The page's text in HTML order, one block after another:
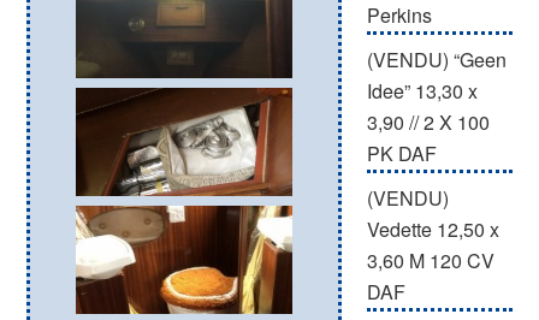
Perkins
(VENDU) “Geen
Idee” 13,30 x
3,90 // 2 X 100
PK DAF
(VENDU)
Vedette 12,50 x
3,60 M 120 CV
DAF